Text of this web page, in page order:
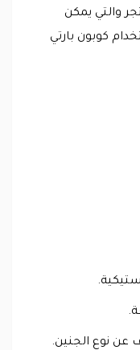
والتي يمكن
كوبون بارتي
عن نوع الجنين.